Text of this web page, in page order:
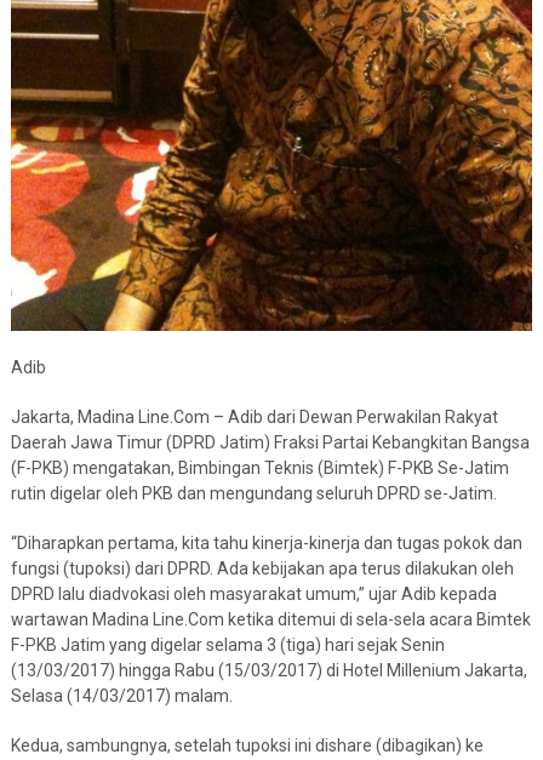
Adib
Jakarta, Madina Line.Com – Adib dari Dewan Perwakilan Rakyat
Daerah Jawa Timur (DPRD Jatim) Fraksi Partai Kebangkitan Bangsa
(F-PKB) mengatakan, Bimbingan Teknis (Bimtek) F-PKB Se-Jatim
rutin digelar oleh PKB dan mengundang seluruh DPRD se-Jatim.
“Diharapkan pertama, kita tahu kinerja-kinerja dan tugas pokok dan
fungsi (tupoksi) dari DPRD. Ada kebijakan apa terus dilakukan oleh
DPRD lalu diadvokasi oleh masyarakat umum,” ujar Adib kepada
wartawan Madina Line.Com ketika ditemui di sela-sela acara Bimtek
F-PKB Jatim yang digelar selama 3 (tiga) hari sejak Senin
(13/03/2017) hingga Rabu (15/03/2017) di Hotel Millenium Jakarta,
Selasa (14/03/2017) malam.
Kedua, sambungnya, setelah tupoksi ini dishare (dibagikan) ke